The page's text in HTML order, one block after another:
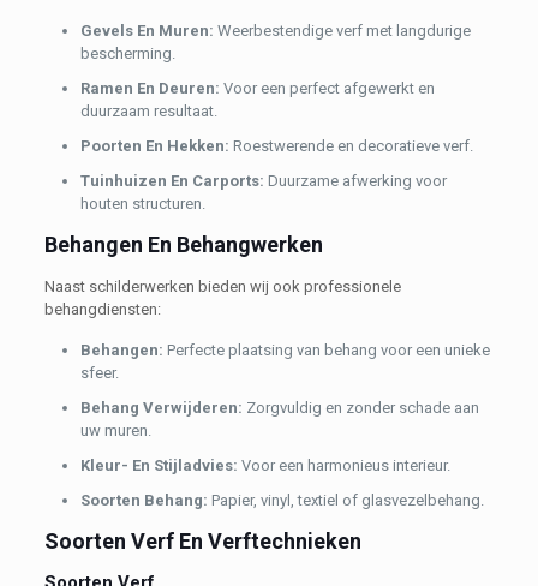
Gevels En Muren: Weerbestendige verf met langdurige
bescherming.
Ramen En Deuren: Voor een perfect afgewerkt en
duurzaam resultaat.
Poorten En Hekken: Roestwerende en decoratieve verf.
Tuinhuizen En Carports: Duurzame afwerking voor
houten structuren.
Behangen En Behangwerken
Naast schilderwerken bieden wij ook professionele
behangdiensten:
Behangen: Perfecte plaatsing van behang voor een unieke
sfeer.
Behang Verwijderen: Zorgvuldig en zonder schade aan
uw muren.
Kleur- En Stijladvies: Voor een harmonieus interieur.
Soorten Behang: Papier, vinyl, textiel of glasvezelbehang.
Soorten Verf En Verftechnieken